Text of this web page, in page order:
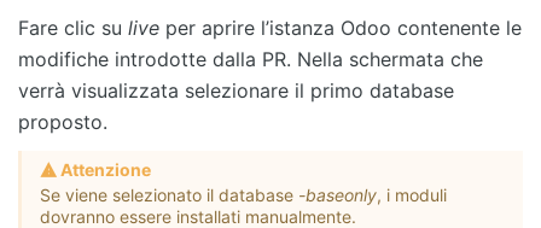
Fare clic su live per aprire l’istanza Odoo contenente le
modifiche introdotte dalla PR. Nella schermata che
verrà visualizzata selezionare il primo database
proposto.
Attenzione
Se viene selezionato il database -baseonly, i moduli
dovranno essere installati manualmente.